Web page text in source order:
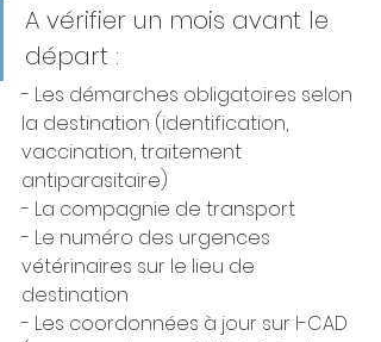
A vérifier un mois avant le
départ :
- Les démarches obligatoires selon
la destination (identification,
vaccination, traitement
antiparasitaire)
- La compagnie de transport
- Le numéro des urgences
vétérinaires sur le lieu de
destination
- Les coordonnées à jour sur I-CAD